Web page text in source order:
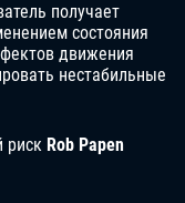
получает
состояния
движения
нестабильные
риск Rob Papen